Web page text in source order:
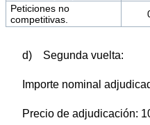
Peticiones no
competitivas.
d) Segunda vuelta:
Importe nominal
Precio de adjudicación: